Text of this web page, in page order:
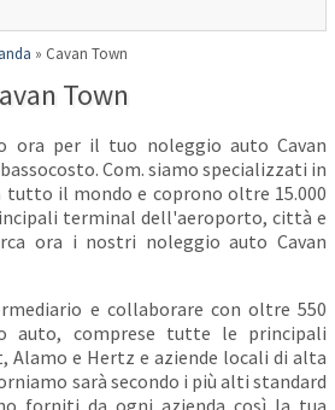
» Cavan Town
Town
ora per il tuo noleggio auto Cavan
Com. siamo specializzati in
il mondo e coprono oltre 15.000
terminal dell'aeroporto, città e
ora i nostri noleggio auto Cavan
e collaborare con oltre 550
auto, comprese tutte le principali
Alamo e Hertz e aziende locali di alta
sarà secondo i più alti standard
forniti da ogni azienda così la tua